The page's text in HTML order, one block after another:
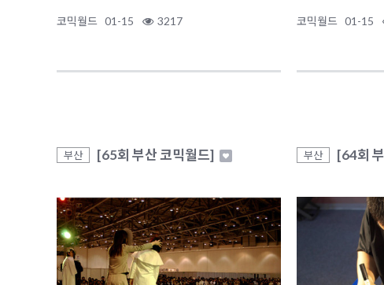
코믹월드 01-15 3217 코믹월드 01-15
부산 [65회 부산 코믹월드] 부산 [64회